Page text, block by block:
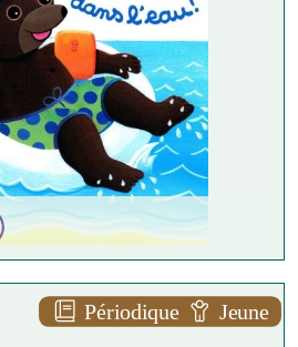
Périodique Jeune
- août 2026